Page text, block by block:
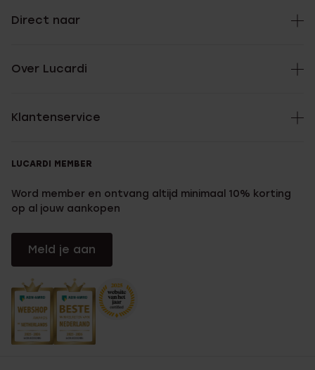
Direct naar
Over Lucardi
Klantenservice
LUCARDI MEMBER
Word member en ontvang altijd minimaal 10% korting
op al jouw aankopen
Meld je aan